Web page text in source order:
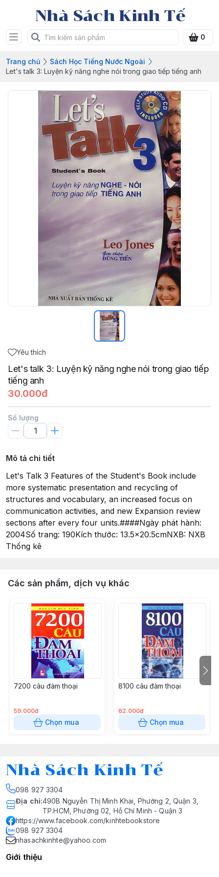
Nhà Sách Kinh Tế
0
Trang chủ
Sách Học Tiếng Nước Ngoài
Let's talk 3: Luyện kỹ năng nghe nói trong giao tiếp tiếng anh
Yêu thích
Let's talk 3: Luyện kỹ năng nghe nói trong giao tiếp
tiếng anh
30.000đ
Số lượng
Mô tả chi tiết
Let's Talk 3 Features of the Student's Book include
more systematic presentation and recycling of
structures and vocabulary, an increased focus on
communication activities, and new Expansion review
sections after every four units.####Ngày phát hành:
2004Số trang: 190Kích thước: 13.5x20.5cmNXB: NXB
Thống kê
Các sản phẩm, dịch vụ khác
7200 câu đàm thoại
59.000đ
Chọn mua
8100 câu đàm thoại
62.000đ
Chọn mua
Nhà Sách Kinh Tế
098 927 3304
Địa chỉ:490B Nguyễn Thị Minh Khai, Phường 2, Quận 3,
TP.HCM, Phường 02, Hồ Chí Minh - Quận 3
https://www.facebook.com/kinhtebookstore
098 927 3304
nhasachkinhte@yahoo.com
Giới thiệu